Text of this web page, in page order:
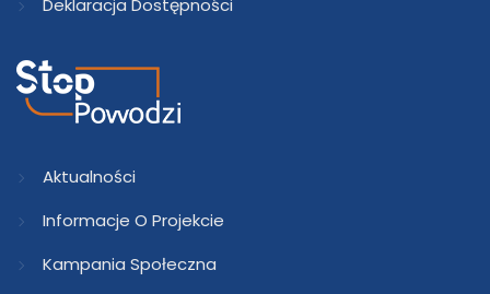
Aktualności
Informacje O Projekcie
Kampania Społeczna